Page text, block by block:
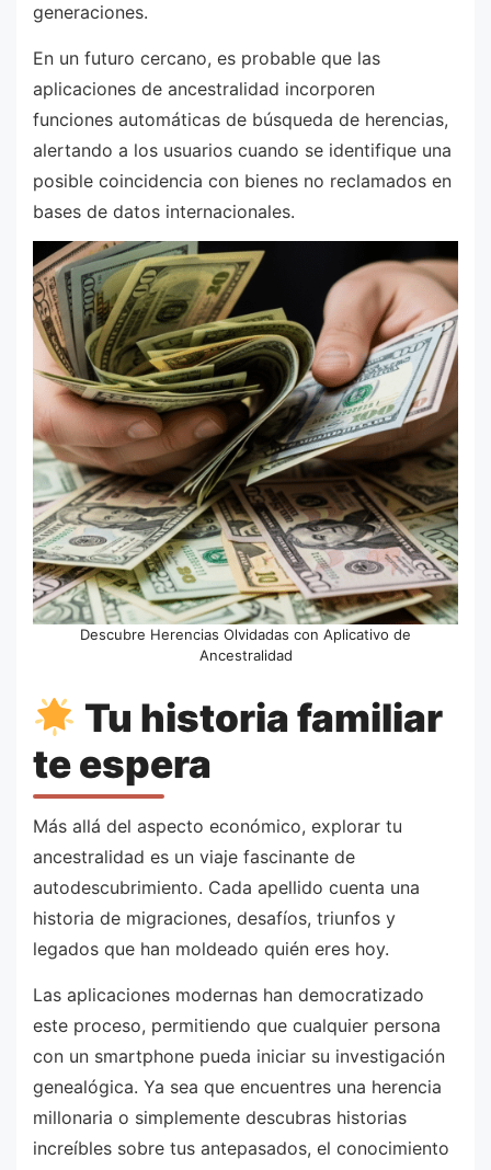
generaciones.
En un futuro cercano, es probable que las
aplicaciones de ancestralidad incorporen
funciones automáticas de búsqueda de herencias,
alertando a los usuarios cuando se identifique una
posible coincidencia con bienes no reclamados en
bases de datos internacionales.
Descubre Herencias Olvidadas con Aplicativo de
Ancestralidad
Tu historia familiar
te espera
Más allá del aspecto económico, explorar tu
ancestralidad es un viaje fascinante de
autodescubrimiento. Cada apellido cuenta una
historia de migraciones, desafíos, triunfos y
legados que han moldeado quién eres hoy.
Las aplicaciones modernas han democratizado
este proceso, permitiendo que cualquier persona
con un smartphone pueda iniciar su investigación
genealógica. Ya sea que encuentres una herencia
millonaria o simplemente descubras historias
increíbles sobre tus antepasados, el conocimiento